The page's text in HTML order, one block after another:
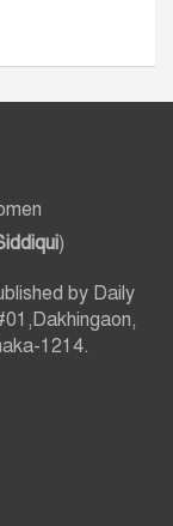
)
by Daily
1214.